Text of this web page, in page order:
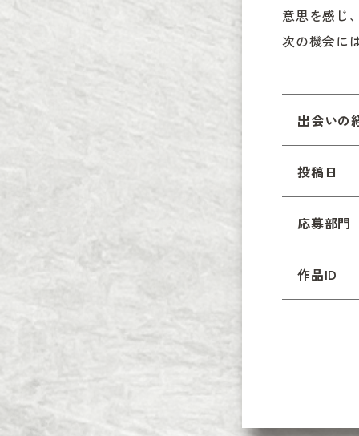
意思を感じ
次の機会に
出会いの
投稿日
応募部門
作品ID